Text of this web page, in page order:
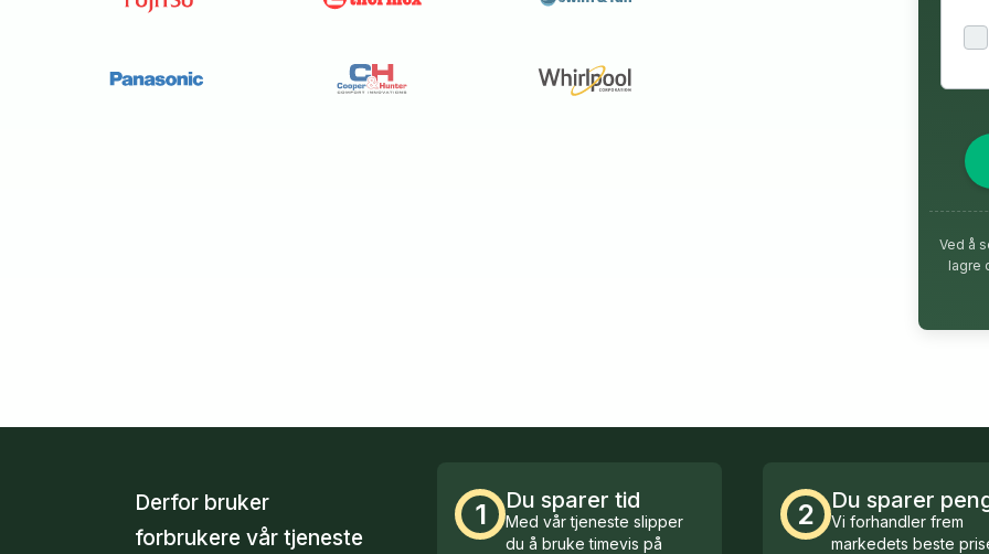
Ved å
lagre
Derfor bruker
forbrukere vår tjeneste
1 Du sparer tid
Med vår tjeneste slipper
du å bruke timevis på
2 Du sparer
Vi forhandler frem
markedets beste